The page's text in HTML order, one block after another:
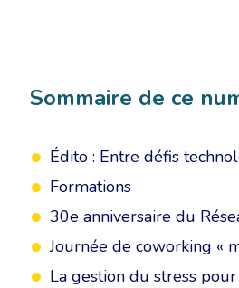
Sommaire de ce
Édito : Entre défis
Formations
30e anniversaire du
Journée de coworking «
La gestion du stress